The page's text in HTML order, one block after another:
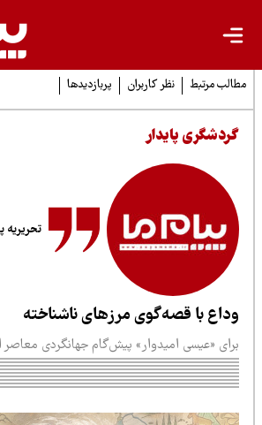
مرتبط نظر کاربران پربازدیدها
پایدار
تحریریه پیام ما
با قصه‌گوی مرزهای ناشناخته
«عیسی امیدوار» پیش‌گام جهانگردی معاصر ایران